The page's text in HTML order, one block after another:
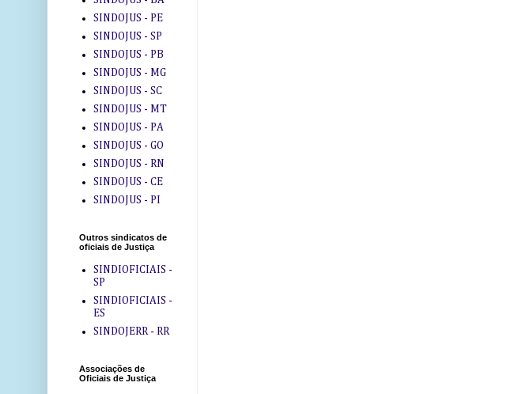
SINDOJUS - PE
SINDOJUS - SP
SINDOJUS - PB
SINDOJUS - MG
SINDOJUS - SC
SINDOJUS - MT
SINDOJUS - PA
SINDOJUS - GO
SINDOJUS - RN
SINDOJUS - CE
SINDOJUS - PI
Outros sindicatos de
oficiais de Justiça
SINDIOFICIAIS -
SP
SINDIOFICIAIS -
ES
SINDOJERR - RR
Associações de
Oficiais de Justiça